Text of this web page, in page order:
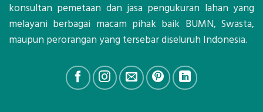
konsultan pemetaan dan jasa pengukuran lahan yang
melayani berbagai macam pihak baik BUMN, Swasta,
maupun perorangan yang tersebar diseluruh Indonesia.